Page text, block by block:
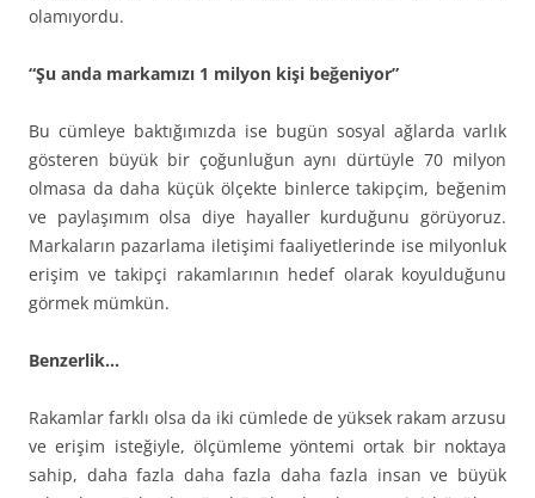
olamıyordu.
“Şu anda markamızı 1 milyon kişi beğeniyor”
Bu cümleye baktığımızda ise bugün sosyal ağlarda varlık
gösteren büyük bir çoğunluğun aynı dürtüyle 70 milyon
olmasa da daha küçük ölçekte binlerce takipçim, beğenim
ve paylaşımım olsa diye hayaller kurduğunu görüyoruz.
Markaların pazarlama iletişimi faaliyetlerinde ise milyonluk
erişim ve takipçi rakamlarının hedef olarak koyulduğunu
görmek mümkün.
Benzerlik…
Rakamlar farklı olsa da iki cümlede de yüksek rakam arzusu
ve erişim isteğiyle, ölçümleme yöntemi ortak bir noktaya
sahip, daha fazla daha fazla daha fazla insan ve büyük